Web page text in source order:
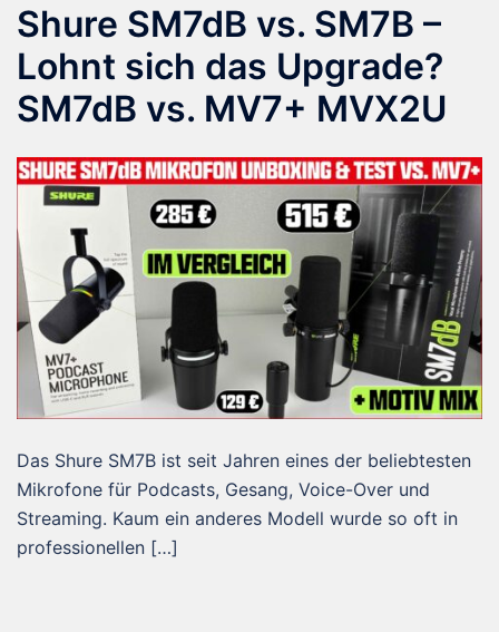
Shure SM7dB vs. SM7B –
Lohnt sich das Upgrade?
SM7dB vs. MV7+ MVX2U
Das Shure SM7B ist seit Jahren eines der beliebtesten
Mikrofone für Podcasts, Gesang, Voice-Over und
Streaming. Kaum ein anderes Modell wurde so oft in
professionellen […]